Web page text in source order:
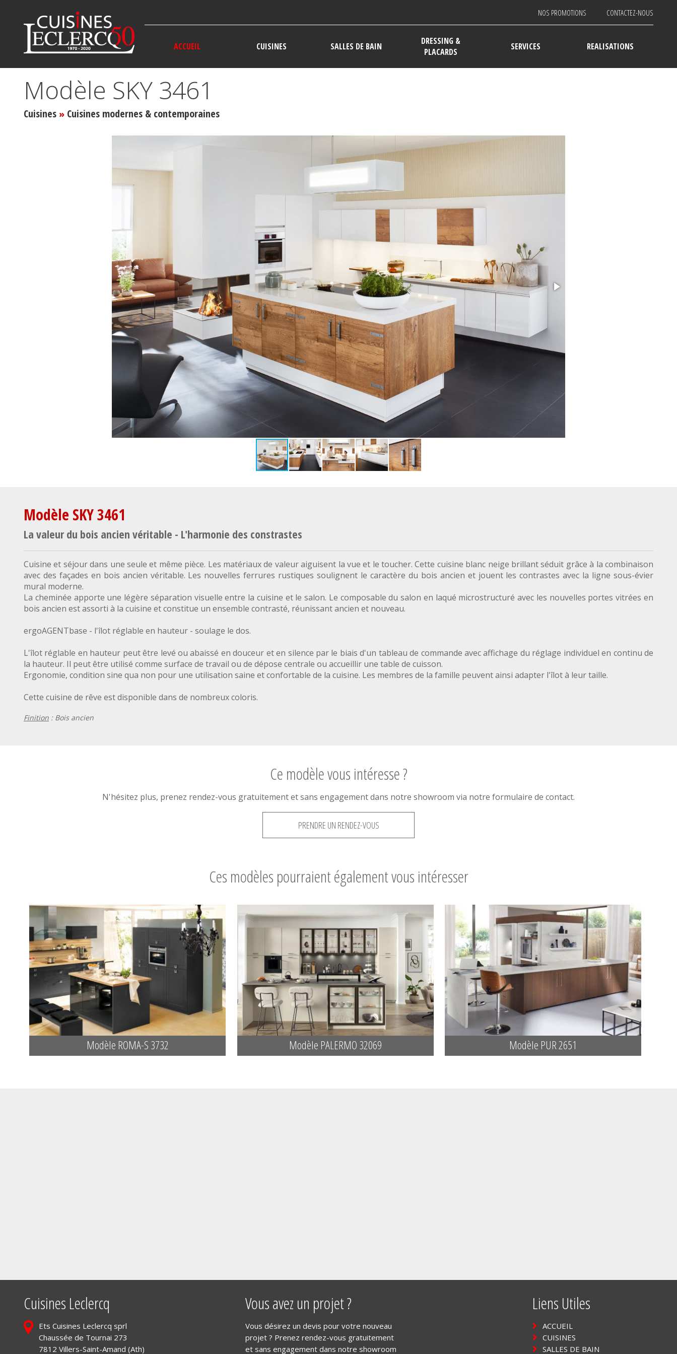
NOS PROMOTIONS CONTACTEZ-NOUS
ACCUEIL CUISINES SALLES DE BAIN
DRESSING &
PLACARDS
SERVICES REALISATIONS
Modèle SKY 3461
Cuisines » Cuisines modernes & contemporaines
Modèle SKY 3461
La valeur du bois ancien véritable - L'harmonie des constrastes
Cuisine et séjour dans une seule et même pièce. Les matériaux de valeur aiguisent la vue et le toucher. Cette cuisine blanc neige brillant séduit grâce à la combinaison
avec des façades en bois ancien véritable. Les nouvelles ferrures rustiques soulignent le caractère du bois ancien et jouent les contrastes avec la ligne sous-évier
mural moderne.
La cheminée apporte une légère séparation visuelle entre la cuisine et le salon. Le composable du salon en laqué microstructuré avec les nouvelles portes vitrées en
bois ancien est assorti à la cuisine et constitue un ensemble contrasté, réunissant ancien et nouveau.
ergoAGENTbase - l'îlot réglable en hauteur - soulage le dos.
L'îlot réglable en hauteur peut être levé ou abaissé en douceur et en silence par le biais d'un tableau de commande avec affichage du réglage individuel en continu de
la hauteur. Il peut être utilisé comme surface de travail ou de dépose centrale ou accueillir une table de cuisson.
Ergonomie, condition sine qua non pour une utilisation saine et confortable de la cuisine. Les membres de la famille peuvent ainsi adapter l'îlot à leur taille.
Cette cuisine de rêve est disponible dans de nombreux coloris.
Finition : Bois ancien
Ce modèle vous intéresse ?
N'hésitez plus, prenez rendez-vous gratuitement et sans engagement dans notre showroom via notre formulaire de contact.
PRENDRE UN RENDEZ-VOUS
Ces modèles pourraient également vous intéresser
Modèle ROMA-S 3732 Modèle PALERMO 32069 Modèle PUR 2651
Cuisines Leclercq
Ets Cuisines Leclercq sprl
Chaussée de Tournai 273
7812 Villers-Saint-Amand (Ath)
Vous avez un projet ?
Vous désirez un devis pour votre nouveau
projet ? Prenez rendez-vous gratuitement
et sans engagement dans notre showroom
Liens Utiles
ACCUEIL
CUISINES
SALLES DE BAIN